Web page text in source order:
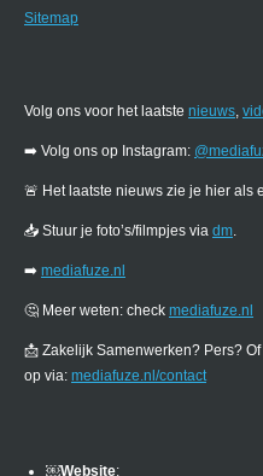
Sitemap
Volg ons voor het laatste nieuws,
➡️ Volg ons op Instagram:
🚨 Het laatste nieuws zie je hier als
📥 Stuur je foto’s/filmpjes via dm.
➡️ mediafuze.nl
🤔 Meer weten: check mediafuze.nl
📩 Zakelijk Samenwerken? Pers?
op via: mediafuze.nl/contact
￼Website: